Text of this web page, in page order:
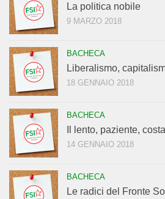
La politica nobile
9 MARZO 2018
BACHECA
Liberalismo,
18 GENNAIO 2018
BACHECA
Il lento, paziente,
14 GENNAIO 2018
BACHECA
Le radici del Fronte